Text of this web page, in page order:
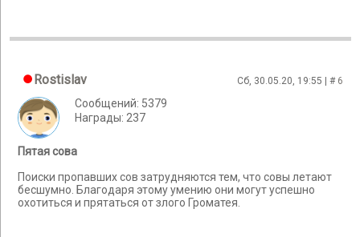
Rostislav Сб, 30.05.20, 19:55 | # 6
Сообщений: 5379
Награды: 237
Пятая сова
Поиски пропавших сов затрудняются тем, что совы летают
бесшумно. Благодаря этому умению они могут успешно
охотиться и прятаться от злого Громатея.